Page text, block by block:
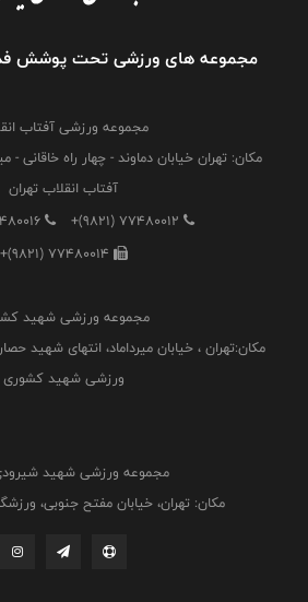
مجموعه های ورزشی تحت پوشش
مجموعه ورزشی آفتاب
مکان: تهران خیابان دماوند - چهار راه خاقانی
آفتاب انقلاب تهران
+(9821) 77480012
+(9821) 77480014
مجموعه ورزشی شهید
مکان:تهران ، خیابان میرداماد، انتهای شهید
ورزشی شهید کشوری
مجموعه ورزشی شهید
مکان: تهران، خیابان مفتح جنوبی،